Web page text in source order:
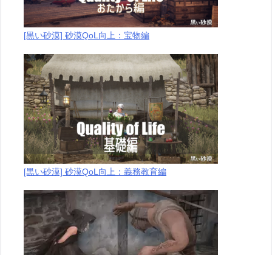
[黒い砂漠] 砂漠QoL向上：宝物編
[黒い砂漠] 砂漠QoL向上：義務教育編